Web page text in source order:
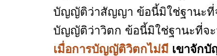
บัญญัติว่าสัญญา ข้อนี้มิใช่ฐานะที่
บัญญัติว่าวิตก ข้อนี้มิใช่ฐานะที่จ
เมื่อการบัญญัติวิตกไม่มี เขาจัก